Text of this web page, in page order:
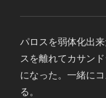
パロスを弱体化出
スを離れてカサン
になった。一緒に
る。